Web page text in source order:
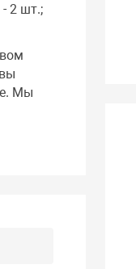
2 шт.;
Мы